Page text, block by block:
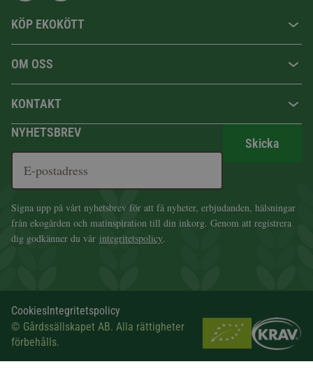
KÖP EKOKÖTT
OM OSS
KONTAKT
NYHETSBREV
Skicka
Signa upp på vårt nyhetsbrev för att få nyheter, erbjudanden, hälsningar
från ekogården och matinspiration till din inkorg. Genom att registrera
dig godkänner du vår integritetspolicy.
CookiesIntegritetspolicy
© Gårdssällskapet AB. Alla rättigheter
förbehålls.